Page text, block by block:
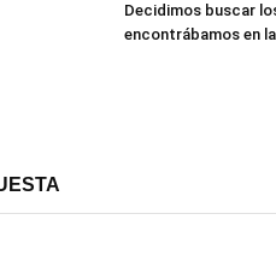
Decidimos buscar
encontrábamos en